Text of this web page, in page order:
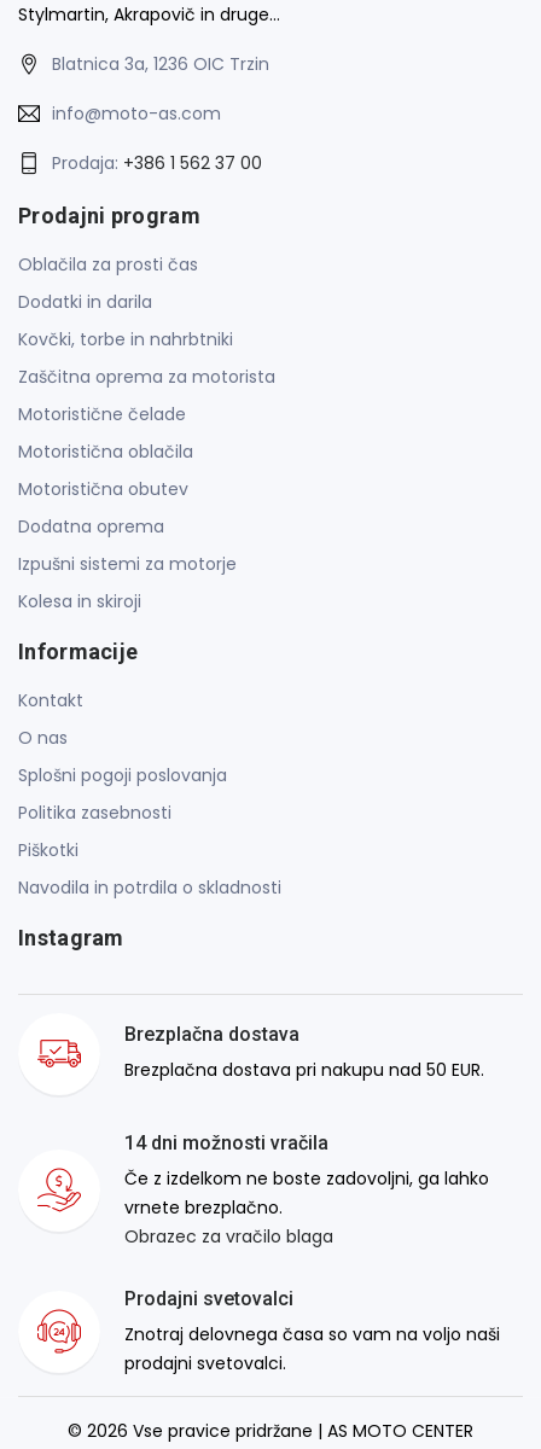
Stylmartin, Akrapovič in druge…
Blatnica 3a, 1236 OIC Trzin
info@moto-as.com
Prodaja: +386 1 562 37 00
Prodajni program
Oblačila za prosti čas
Dodatki in darila
Kovčki, torbe in nahrbtniki
Zaščitna oprema za motorista
Motoristične čelade
Motoristična oblačila
Motoristična obutev
Dodatna oprema
Izpušni sistemi za motorje
Kolesa in skiroji
Informacije
Kontakt
O nas
Splošni pogoji poslovanja
Politika zasebnosti
Piškotki
Navodila in potrdila o skladnosti
Instagram
Brezplačna dostava
Brezplačna dostava pri nakupu nad 50 EUR.
14 dni možnosti vračila
Če z izdelkom ne boste zadovoljni, ga lahko
vrnete brezplačno.
Obrazec za vračilo blaga
Prodajni svetovalci
Znotraj delovnega časa so vam na voljo naši
prodajni svetovalci.
© 2026 Vse pravice pridržane | AS MOTO CENTER